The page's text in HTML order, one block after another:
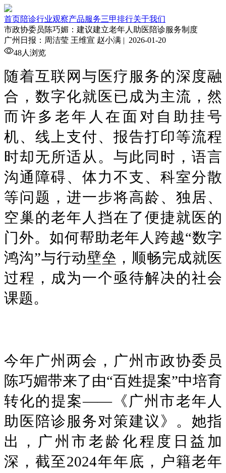
首页陪诊行业观察产品服务三甲排行关于我们
市政协委员陈巧媚：建议建立老年人助医陪诊服务制度
广州日报：周洁莹 王维宣 赵小满 | 2026-01-20
48人浏览
随着互联网与医疗服务的深度融
合，数字化就医已成为主流，然
而许多老年人在面对自助挂号
机、线上支付、报告打印等流程
时却无所适从。与此同时，语言
沟通障碍、体力不支、科室分散
等问题，进一步将高龄、独居、
空巢的老年人挡在了便捷就医的
门外。如何帮助老年人跨越“数字
鸿沟”与行动壁垒，顺畅完成就医
过程，成为一个亟待解决的社会
课题。
今年广州两会，广州市政协委员
陈巧媚带来了由“百姓提案”中培育
转化的提案——《广州市老年人
助医陪诊服务对策建议》。她指
出，广州市老龄化程度日益加
深，截至2024年年底，户籍老年